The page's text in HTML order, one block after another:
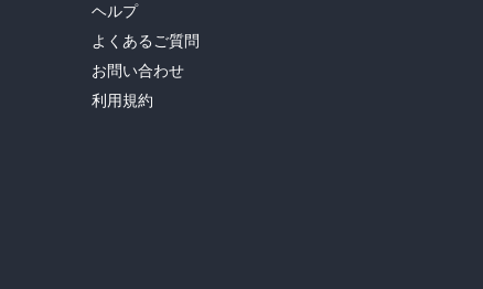
ヘルプ
よくあるご質問
お問い合わせ
利用規約